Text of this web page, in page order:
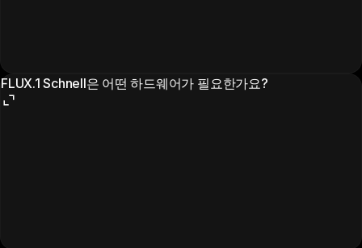
FLUX.1 Schnell은 어떤 하드웨어가 필요한가요?